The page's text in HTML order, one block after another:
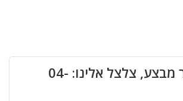
לקבלת מחיר מבצע, צלצל אלינו: 04-